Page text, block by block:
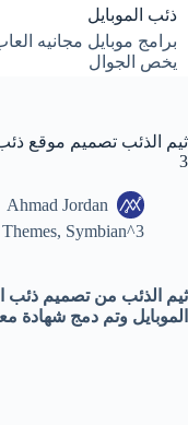
التجاوز
المحتوى
ذئب الموبايل
برامج موبايل مجانيه
يخص الجوال
ثيم الذئب تصميم موقع
3
Ahmad Jordan
, Symbian^3
ثيم الذئب من تصميم ذئب
الموبايل وتم دمج شهادة معه لعام 2033 ارجو ان ينال